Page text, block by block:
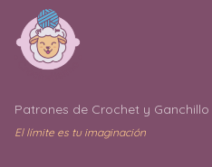
Patrones de Crochet y Ganchillo
El límite es tu imaginación